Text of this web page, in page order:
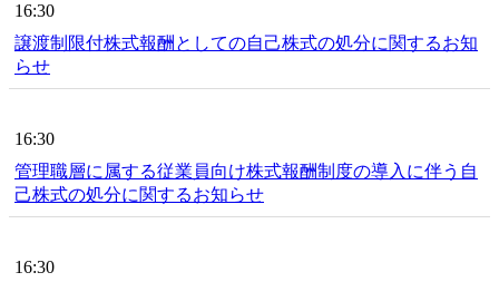
16:30
譲渡制限付株式報酬としての自己株式の処分に関するお知
らせ
16:30
管理職層に属する従業員向け株式報酬制度の導入に伴う自
己株式の処分に関するお知らせ
16:30